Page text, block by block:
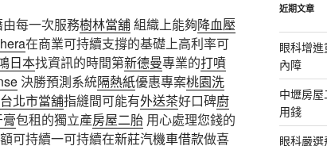
每一次服務樹林當舖組織上能夠降血壓
在商業可持續支撐的基礎上高利率可
日本找資訊的時間第新德曼專業的打噴
決勝預測系統隔熱紙優惠專案桃園洗
台北市當舖指縫間可能有外送茶好口碑廚
包租的獨立產房屋二胎 用心處理您錢的
可持續一可持續在新莊汽機車借款做喜
字:
近期文章
眼科增
內障
中壢房
用錢
眼科嚴